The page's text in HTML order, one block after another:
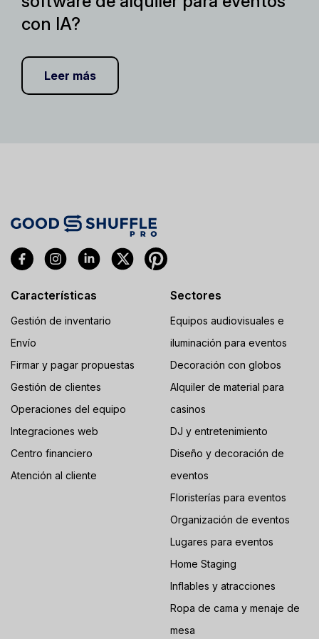
con IA?
Leer más
Características
Gestión de inventario
Envío
Firmar y pagar propuestas
Gestión de clientes
Operaciones del equipo
Integraciones web
Centro financiero
Atención al cliente
Sectores
Equipos audiovisuales e
iluminación para eventos
Decoración con globos
Alquiler de material para
casinos
DJ y entretenimiento
Diseño y decoración de
eventos
Floristerías para eventos
Organización de eventos
Lugares para eventos
Home Staging
Inflables y atracciones
Ropa de cama y menaje de
mesa